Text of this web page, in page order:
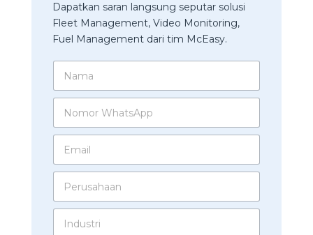
Dapatkan saran langsung seputar solusi
Fleet Management, Video Monitoring,
Fuel Management dari tim McEasy.
N
m
N
m
W
t
E
a
*
P
r
I